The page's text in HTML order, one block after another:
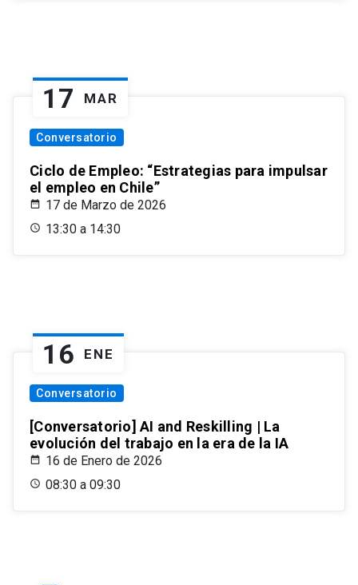
17 MAR
Conversatorio
Ciclo de Empleo: “Estrategias para impulsar
el empleo en Chile”
17 de Marzo de 2026
13:30 a 14:30
16 ENE
Conversatorio
[Conversatorio] AI and Reskilling | La
evolución del trabajo en la era de la IA
16 de Enero de 2026
08:30 a 09:30